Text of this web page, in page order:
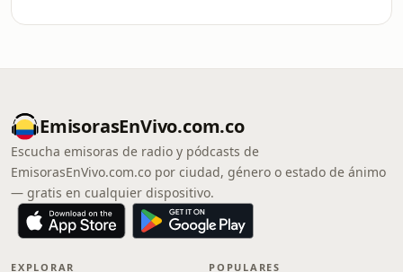
EmisorasEnVivo.com.co
Escucha emisoras de radio y pódcasts de
EmisorasEnVivo.com.co por ciudad, género o estado de ánimo
— gratis en cualquier dispositivo.
EXPLORAR POPULARES